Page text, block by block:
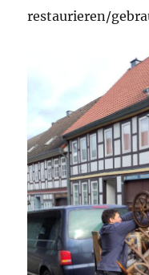
restaurieren/